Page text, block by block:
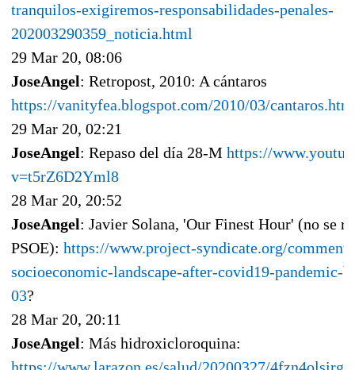
tranquilos-exigiremos-responsabilidades-penales-
202003290359_noticia.html
29 Mar 20, 08:06
JoseAngel: Retropost, 2010: A cántaros
https://vanityfea.blogspot.com/2010/03/
29 Mar 20, 02:21
JoseAngel: Repaso del día 28-M https://
v=t5rZ6D2Yml8
28 Mar 20, 20:52
JoseAngel: Javier Solana, 'Our Finest Hour' (no se
PSOE): https://www.project-syndicate.org/
socioeconomic-landscape-after-covid19-pandemic-
03?
28 Mar 20, 20:11
JoseAngel: Más hidroxicloroquina: